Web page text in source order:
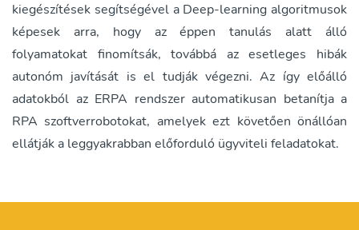
kiegészítések segítségével a Deep-learning algoritmusok
képesek arra, hogy az éppen tanulás alatt álló
folyamatokat finomítsák, továbbá az esetleges hibák
autonóm javítását is el tudják végezni. Az így előálló
adatokból az ERPA rendszer automatikusan betanítja a
RPA szoftverrobotokat, amelyek ezt követően önállóan
ellátják a leggyakrabban előforduló ügyviteli feladatokat.